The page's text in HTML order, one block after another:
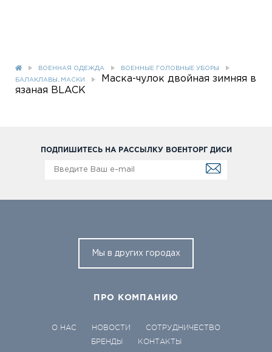
ВОЕННАЯ ОДЕЖДА ВОЕННЫЕ ГОЛОВНЫЕ УБОРЫ
БАЛАКЛАВЫ, МАСКИ
Маска-чулок двойная зимняя в
язаная BLACK
ПОДПИШИТЕСЬ НА РАССЫЛКУ ВОЕНТОРГ ДИСИ
Мы в других городах
ПРО КОМПАНИЮ
О НАС НОВОСТИ
СОТРУДНИЧЕСТВО
БРЕНДЫ
КОНТАКТЫ